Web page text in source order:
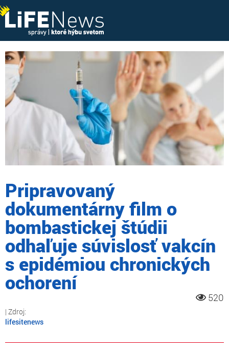
Pripravovaný
dokumentárny film o
bombastickej štúdii
odhaľuje súvislosť vakcín
s epidémiou chronických
ochorení
520
lifesitenews